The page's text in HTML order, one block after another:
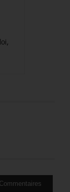
Commentaires